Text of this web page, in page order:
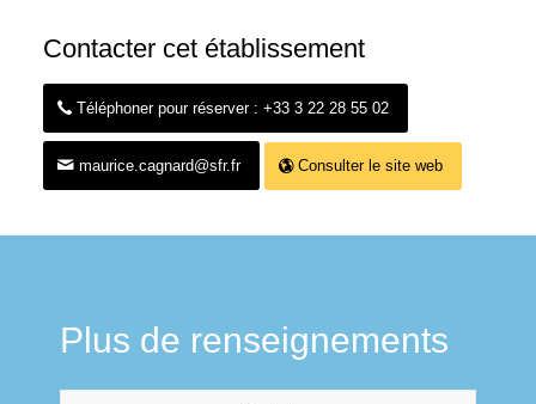
Contacter cet établissement
Téléphoner pour réserver : +33 3 22 28 55 02
maurice.cagnard@sfr.fr Consulter le site web
Plus de renseignements